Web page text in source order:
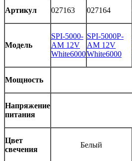
Артикул 027163 027164
Модель
SPI-5000-
AM 12V
White6000
SPI-5000P-
AM 12V
White6000
Мощность
Напряжение
питания
Цвет
свечения
Белый